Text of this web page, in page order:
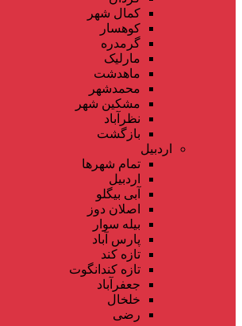
کمال شهر
کوهسار
گرمدره
مارلیک
ماهدشت
محمدشهر
مشکین شهر
نظرآباد
بازگشت
اردبیل
تمام شهر‌ها
اردبیل
آبی بیگلو
اصلان دوز
بیله سوار
پارس آباد
تازه کند
تازه کندانگوت
جعفرآباد
خلخال
رضی